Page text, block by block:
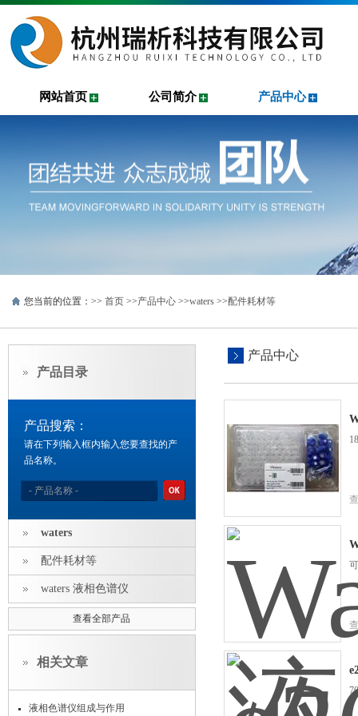
网站首页 公司简介 产品中心
您当前的位置：>> 首页 >>产品中心 >>waters >>配件耗材等
产品目录
产品搜索：
请在下列输入框内输入您要查找的产
品名称。
waters
配件耗材等
waters 液相色谱仪
查看全部产品
相关文章
液相色谱仪组成与作用
产品中心